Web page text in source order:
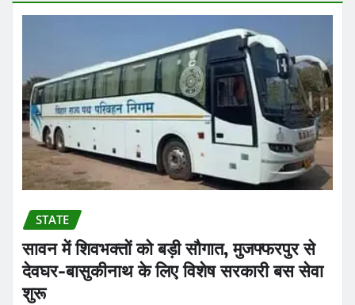
STATE
सावन में शिवभक्तों को बड़ी सौगात, मुजफ्फरपुर से
देवघर-बासुकीनाथ के लिए विशेष सरकारी बस सेवा
शुरू